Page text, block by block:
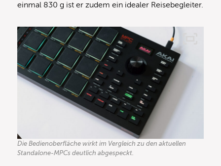
einmal 830 g ist er zudem ein idealer Reisebegleiter.
Die Bedienoberfläche wirkt im Vergleich zu den aktuellen
Standalone-MPCs deutlich abgespeckt.